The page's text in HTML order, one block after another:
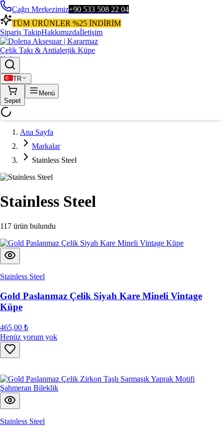
Çağrı Merkezimiz+90 533 508 22 04
TÜM ÜRÜNLER %25 İNDİRİM
Sipariş TakipHakkımızdaİletişim
TR
Sepet
Menü
Ana Sayfa
Markalar
Stainless Steel
Stainless Steel
117 ürün bulundu
Stainless Steel
Gold Paslanmaz Çelik Siyah Kare Mineli Vintage
Küpe
465,00 ₺
Henüz yorum yok
Stainless Steel